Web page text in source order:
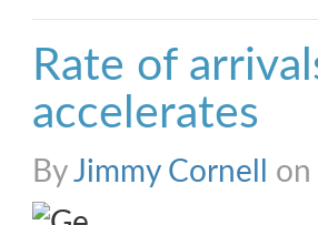
Rate of
accelerates
ByJimmy Cornell on